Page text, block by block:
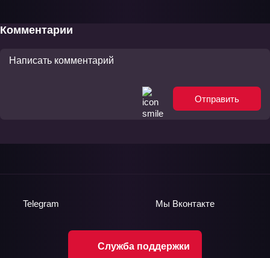
Комментарии
Отправить
Служба поддержки
Telegram Мы Вконтакте